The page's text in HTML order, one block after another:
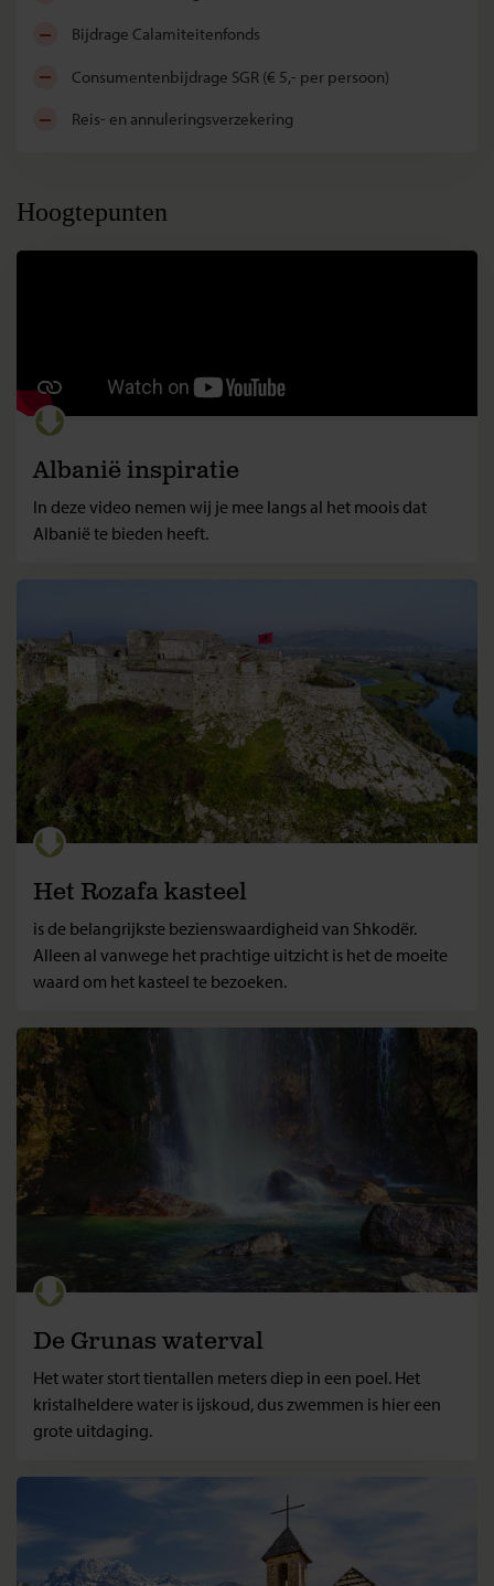
bijdrage Calamiteitenfonds
consumentenbijdrage SGR (€ 5,- per persoon)
reis- en annuleringsverzekering
Hoogtepunten
Albanië inspiratie
In deze video nemen wij je mee langs al het moois dat
Albanië te bieden heeft.
Het Rozafa kasteel
is de belangrijkste bezienswaardigheid van Shkodër.
Alleen al vanwege het prachtige uitzicht is het de moeite
waard om het kasteel te bezoeken.
De Grunas waterval
Het water stort tientallen meters diep in een poel. Het
kristalheldere water is ijskoud, dus zwemmen is hier een
grote uitdaging.